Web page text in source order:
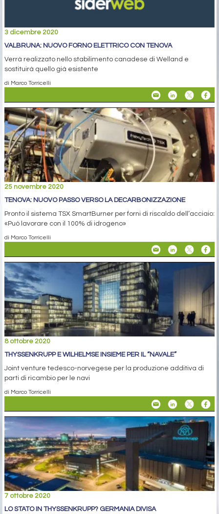
3 dicembre 2020
VALBRUNA: NUOVO FORNO ELETTRICO CON TENOVA
Verrà realizzato nello stabilimento canadese di Welland e
sostituirà quello già esistente
di Marco Torricelli
25 novembre 2020
TENOVA: NUOVO PASSO VERSO LA DECARBONIZZAZIONE
Pronto il sistema TSX SmartBurner per forni di riscaldo dell’acciaio:
«Può lavorare con il 100% di idrogeno»
di Marco Torricelli
8 ottobre 2020
THYSSENKRUPP E WILHELMSE INSIEME PER IL “NAVALE”
Joint venture tedesco-norvegese per la produzione additiva di
parti di ricambio per le navi
di Marco Torricelli
7 ottobre 2020
LO STATO IN THYSSENKRUPP? GERMANIA DIVISA